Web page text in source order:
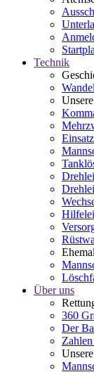
Technik
Über uns
360
Der